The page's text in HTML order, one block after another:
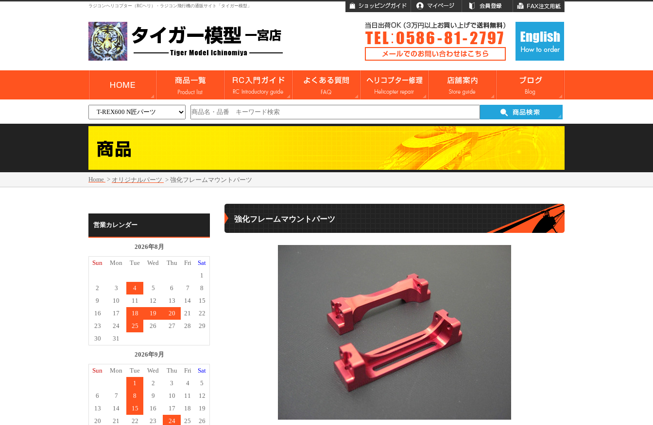
ラジコンヘリコプター（RCヘリ）・ラジコン飛行機の通販サイト「タイガー模型」
Home > オリジナルパーツ > 強化フレームマウントパーツ
営業カレンダー
2026年8月
Sun Mon Tue Wed Thu Fri
Sat
1
2
3 4 5 6 7
8
9
10 11 12 13 14
15
16
17 18 19 20 21
22
23
24 25 26 27 28
29
30
31
2026年9月
Sun Mon Tue Wed Thu Fri
Sat
1
2 3 4
5
6
7 8 9 10 11
12
13
14 15 16 17 18
19
20
21 22 23 24 25
26
強化フレームマウントパーツ